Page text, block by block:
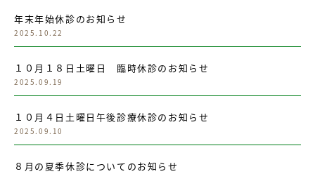
年末年始休診のお知らせ
2025.10.22
１０月１８日土曜日 臨時休診のお知らせ
2025.09.19
１０月４日土曜日午後診療休診のお知らせ
2025.09.10
８月の夏季休診についてのお知らせ